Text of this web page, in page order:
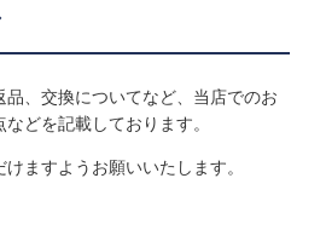
、交換についてなど、当店でのお
どを記載しております。
ますようお願いいたします。